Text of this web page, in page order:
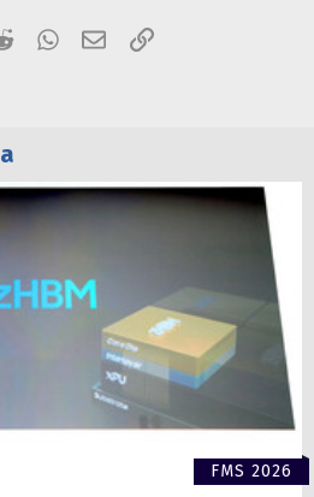
RedditWhatsApp
E-MailLink
FMS 2026